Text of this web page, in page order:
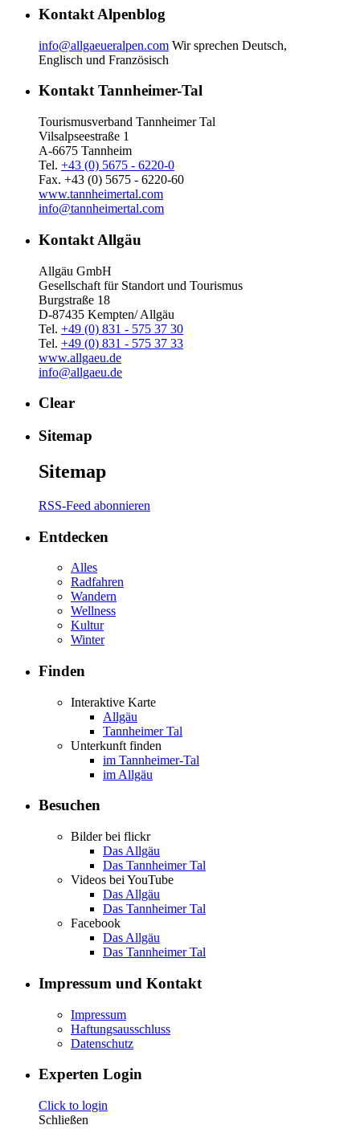
Kontakt Alpenblog
info@allgaeueralpen.com Wir sprechen Deutsch,
Englisch und Französisch
Kontakt Tannheimer-Tal
Tourismusverband Tannheimer Tal
Vilsalpseestraße 1
A-6675 Tannheim
Tel. +43 (0) 5675 - 6220-0
Fax. +43 (0) 5675 - 6220-60
www.tannheimertal.com
info@tannheimertal.com
Kontakt Allgäu
Allgäu GmbH
Gesellschaft für Standort und Tourismus
Burgstraße 18
D-87435 Kempten/ Allgäu
Tel. +49 (0) 831 - 575 37 30
Tel. +49 (0) 831 - 575 37 33
www.allgaeu.de
info@allgaeu.de
Clear
Sitemap
Sitemap
RSS-Feed abonnieren
Entdecken
Alles
Radfahren
Wandern
Wellness
Kultur
Winter
Finden
Interaktive Karte
Allgäu
Tannheimer Tal
Unterkunft finden
im Tannheimer-Tal
im Allgäu
Besuchen
Bilder bei flickr
Das Allgäu
Das Tannheimer Tal
Videos bei YouTube
Das Allgäu
Das Tannheimer Tal
Facebook
Das Allgäu
Das Tannheimer Tal
Impressum und Kontakt
Impressum
Haftungsausschluss
Datenschutz
Experten Login
Click to login
Schließen